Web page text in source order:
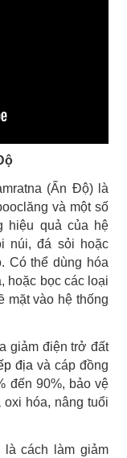
(Ấn Độ) là
và một số
hiệu quả của hệ
núi, đá sỏi hoặc
Có thể dùng hóa
hoặc bọc các loại
mặt vào hệ thống
giảm điện trở đất
địa và cáp đồng
đến 90%, bảo vệ
hóa, nâng tuổi
cách làm giảm